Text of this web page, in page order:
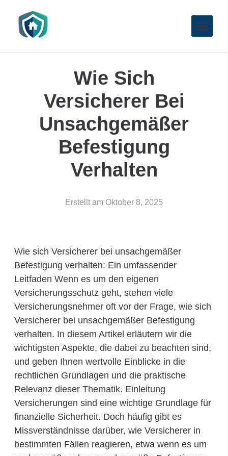
Wie Sich
Versicherer Bei
Unsachgemäßer
Befestigung
Verhalten
Erstellt am Oktober 8, 2025
Wie sich Versicherer bei unsachgemäßer
Befestigung verhalten: Ein umfassender
Leitfaden Wenn es um den eigenen
Versicherungsschutz geht, stehen viele
Versicherungsnehmer oft vor der Frage, wie sich
Versicherer bei unsachgemäßer Befestigung
verhalten. In diesem Artikel erläutern wir die
wichtigsten Aspekte, die dabei zu beachten sind,
und geben Ihnen wertvolle Einblicke in die
rechtlichen Grundlagen und die praktische
Relevanz dieser Thematik. Einleitung
Versicherungen sind eine wichtige Grundlage für
finanzielle Sicherheit. Doch häufig gibt es
Missverständnisse darüber, wie Versicherer in
bestimmten Fällen reagieren, etwa wenn es um